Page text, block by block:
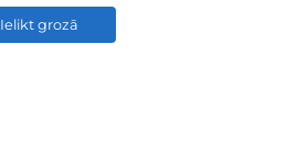
Ielikt grozā